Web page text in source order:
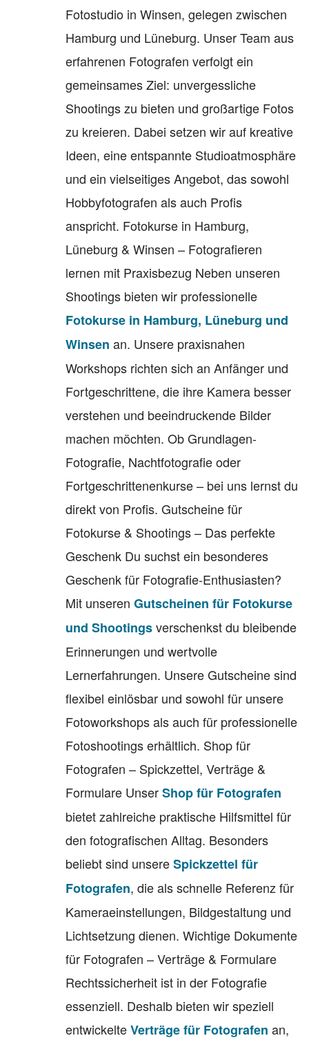
Fotostudio in Winsen, gelegen zwischen
Hamburg und Lüneburg. Unser Team aus
erfahrenen Fotografen verfolgt ein
gemeinsames Ziel: unvergessliche
Shootings zu bieten und großartige Fotos
zu kreieren. Dabei setzen wir auf kreative
Ideen, eine entspannte Studioatmosphäre
und ein vielseitiges Angebot, das sowohl
Hobbyfotografen als auch Profis
anspricht. Fotokurse in Hamburg,
Lüneburg & Winsen – Fotografieren
lernen mit Praxisbezug Neben unseren
Shootings bieten wir professionelle
Fotokurse in Hamburg, Lüneburg und
Winsen an. Unsere praxisnahen
Workshops richten sich an Anfänger und
Fortgeschrittene, die ihre Kamera besser
verstehen und beeindruckende Bilder
machen möchten. Ob Grundlagen-
Fotografie, Nachtfotografie oder
Fortgeschrittenenkurse – bei uns lernst du
direkt von Profis. Gutscheine für
Fotokurse & Shootings – Das perfekte
Geschenk Du suchst ein besonderes
Geschenk für Fotografie-Enthusiasten?
Mit unseren Gutscheinen für Fotokurse
und Shootingsverschenkst du bleibende
Erinnerungen und wertvolle
Lernerfahrungen. Unsere Gutscheine sind
flexibel einlösbar und sowohl für unsere
Fotoworkshops als auch für professionelle
Fotoshootings erhältlich. Shop für
Fotografen – Spickzettel, Verträge &
Formulare UnserShop für Fotografen
bietet zahlreiche praktische Hilfsmittel für
den fotografischen Alltag. Besonders
beliebt sind unsereSpickzettel für
Fotografen, die als schnelle Referenz für
Kameraeinstellungen, Bildgestaltung und
Lichtsetzung dienen. Wichtige Dokumente
für Fotografen – Verträge & Formulare
Rechtssicherheit ist in der Fotografie
essenziell. Deshalb bieten wir speziell
entwickelteVerträge für Fotografen an,